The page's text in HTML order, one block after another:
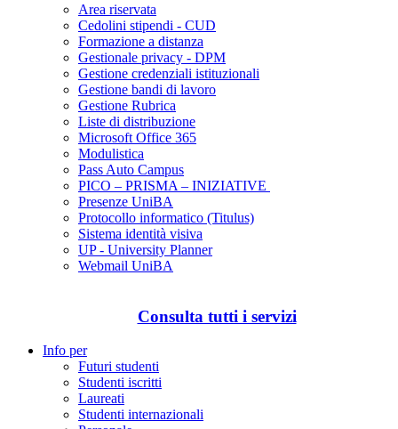
Area riservata
Cedolini stipendi - CUD
Formazione a distanza
Gestionale privacy - DPM
Gestione credenziali istituzionali
Gestione bandi di lavoro
Gestione Rubrica
Liste di distribuzione
Microsoft Office 365
Modulistica
Pass Auto Campus
PICO – PRISMA – INIZIATIVE
Presenze UniBA
Protocollo informatico (Titulus)
Sistema identità visiva
UP - University Planner
Webmail UniBA
Consulta tutti i servizi
Info per
Futuri studenti
Studenti iscritti
Laureati
Studenti internazionali